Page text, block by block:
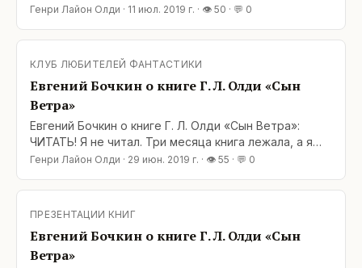
возвращение в мир Ойкумены. Уже как домой туда
какой-то подытоживающий, что ли. Наверное из-за
того, что перед нами снова появляются старые
знакомцы: Лючано Борготта, Марк Кай Тумидус,
Генри Лайон Олди · 11 июл. 2019 г. · 👁 50 · 💬 0
КЛУБ ЛЮБИТЕЛЕЙ ФАНТАСТИКИ
Евгений Бочкин о книге Г. Л. Олди «Сын
Ветра»
Евгений Бочкин о книге Г. Л. Олди «Сын Ветра»:
ЧИТАТЬ! Я не читал. Три месяца книга лежала, а я
боялся её читать. Знал, что там про смерть. А про
И не ошибся: про смерть. Это не спойлер. У Олди
а чем она заканчивается? Правильно! И
Генри Лайон Олди · 29 июн. 2019 г. · 👁 55 · 💬 0
ПРЕЗЕНТАЦИИ КНИГ
Евгений Бочкин о книге Г. Л. Олди «Сын
Ветра»